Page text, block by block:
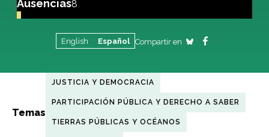
Ausencias8
English Español Compartir en
Temas
JUSTICIA Y DEMOCRACIA
PARTICIPACIÓN PÚBLICA Y DERECHO A SABER
TIERRAS PÚBLICAS Y OCÉANOS